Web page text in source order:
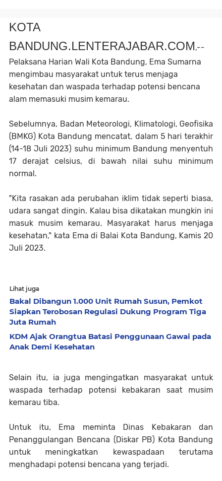
KOTA
BANDUNG.LENTERAJABAR.COM,--
Pelaksana Harian Wali Kota Bandung, Ema Sumarna
mengimbau masyarakat untuk terus menjaga
kesehatan dan waspada terhadap potensi bencana
alam memasuki musim kemarau.
Sebelumnya, Badan Meteorologi, Klimatologi, Geofisika
(BMKG) Kota Bandung mencatat, dalam 5 hari terakhir
(14-18 Juli 2023) suhu minimum Bandung menyentuh
17 derajat celsius, di bawah nilai suhu minimum
normal.
"Kita rasakan ada perubahan iklim tidak seperti biasa,
udara sangat dingin. Kalau bisa dikatakan mungkin ini
masuk musim kemarau. Masyarakat harus menjaga
kesehatan," kata Ema di Balai Kota Bandung, Kamis 20
Juli 2023.
Lihat juga
Bakal Dibangun 1.000 Unit Rumah Susun, Pemkot
Siapkan Terobosan Regulasi Dukung Program Tiga
Juta Rumah
KDM Ajak Orangtua Batasi Penggunaan Gawai pada
Anak Demi Kesehatan
Selain itu, ia juga mengingatkan masyarakat untuk
waspada terhadap potensi kebakaran saat musim
kemarau tiba.
Untuk itu, Ema meminta Dinas Kebakaran dan
Penanggulangan Bencana (Diskar PB) Kota Bandung
untuk meningkatkan kewaspadaan terutama
menghadapi potensi bencana yang terjadi.